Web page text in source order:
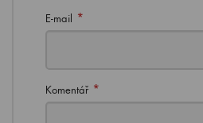
E-mail *
Komentář *